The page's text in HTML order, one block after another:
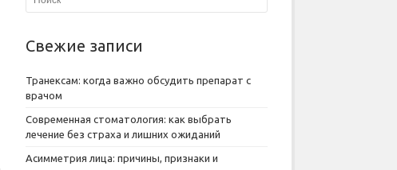
Свежие записи
Транексам: когда важно обсудить препарат с
врачом
Современная стоматология: как выбрать
лечение без страха и лишних ожиданий
Асимметрия лица: причины, признаки и